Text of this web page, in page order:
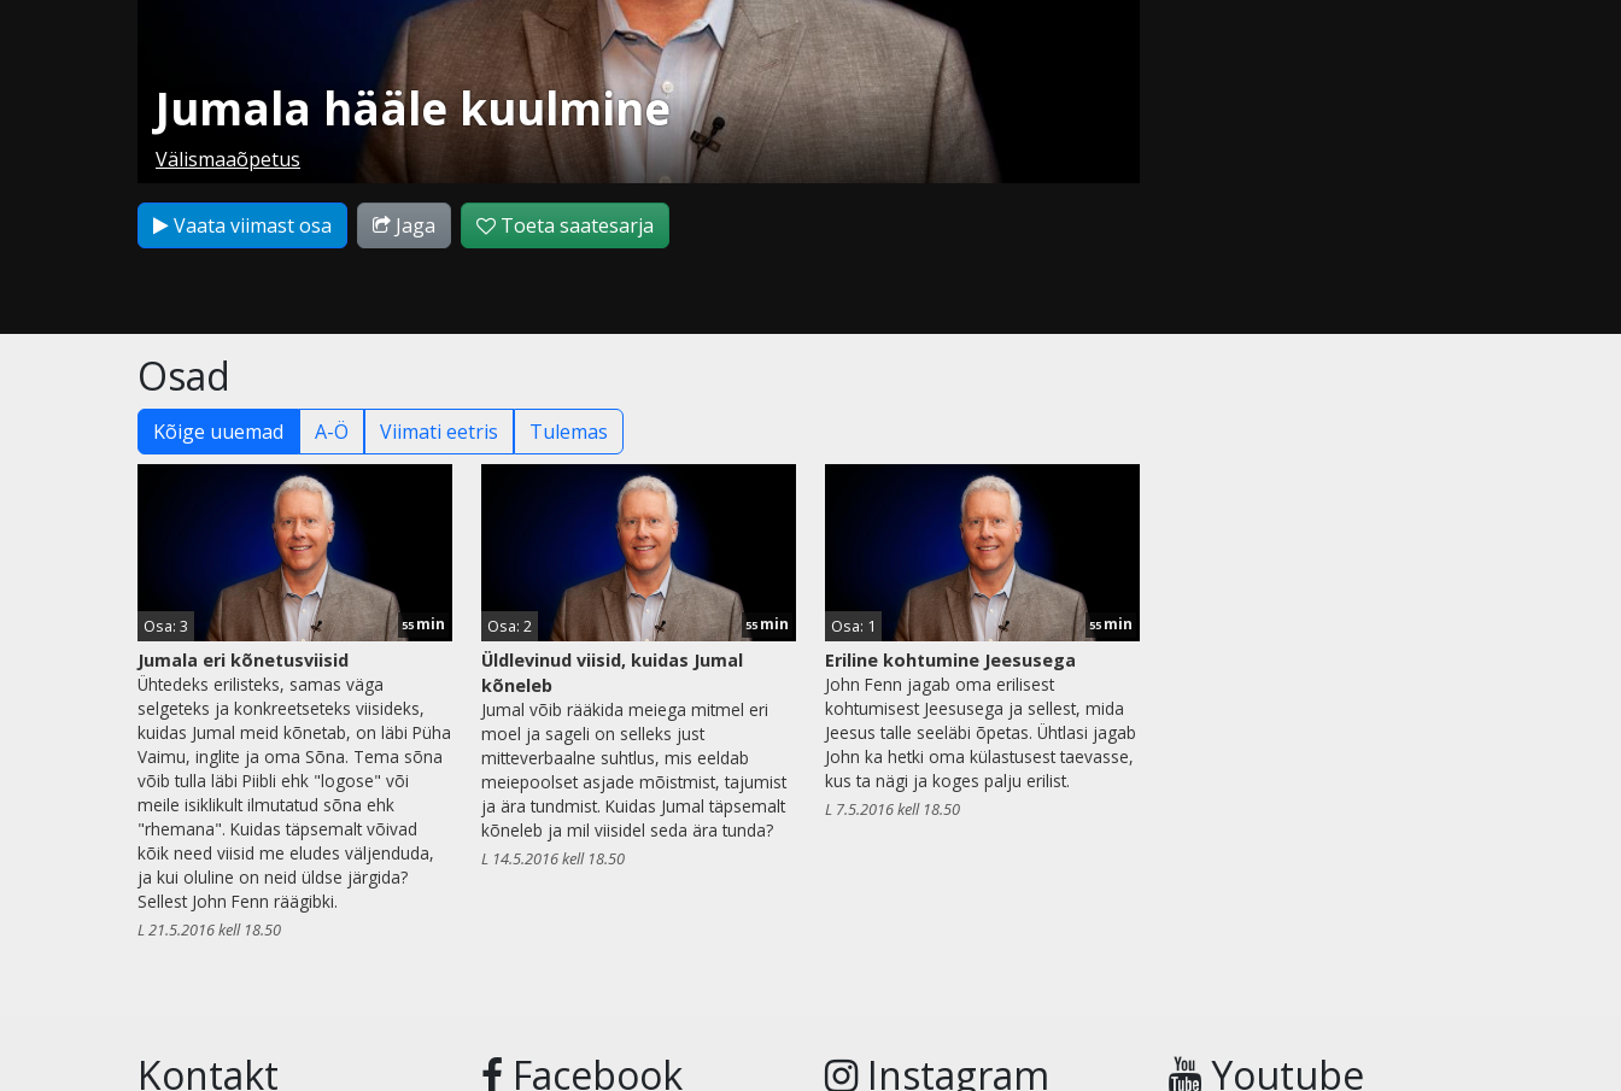
Jumala hääle kuulmine
Välismaaõpetus
Vaata viimast osa Jaga Toeta saatesarja
Osad
Kõige uuemad A-Ö Viimati eetris Tulemas
Osa: 3 55 min
Jumala eri kõnetusviisid
Ühtedeks erilisteks, samas väga
selgeteks ja konkreetseteks viisideks,
kuidas Jumal meid kõnetab, on läbi Püha
Vaimu, inglite ja oma Sõna. Tema sõna
võib tulla läbi Piibli ehk "logose" või
meile isiklikult ilmutatud sõna ehk
"rhemana". Kuidas täpsemalt võivad
kõik need viisid me eludes väljenduda,
ja kui oluline on neid üldse järgida?
Sellest John Fenn räägibki.
L 21.5.2016 kell 18.50
Osa: 2 55 min
Üldlevinud viisid, kuidas Jumal
kõneleb
Jumal võib rääkida meiega mitmel eri
moel ja sageli on selleks just
mitteverbaalne suhtlus, mis eeldab
meiepoolset asjade mõistmist, tajumist
ja ära tundmist. Kuidas Jumal täpsemalt
kõneleb ja mil viisidel seda ära tunda?
L 14.5.2016 kell 18.50
Osa: 1 55 min
Eriline kohtumine Jeesusega
John Fenn jagab oma erilisest
kohtumisest Jeesusega ja sellest, mida
Jeesus talle seeläbi õpetas. Ühtlasi jagab
John ka hetki oma külastusest taevasse,
kus ta nägi ja koges palju erilist.
L 7.5.2016 kell 18.50
Kontakt Facebook Instagram Youtube